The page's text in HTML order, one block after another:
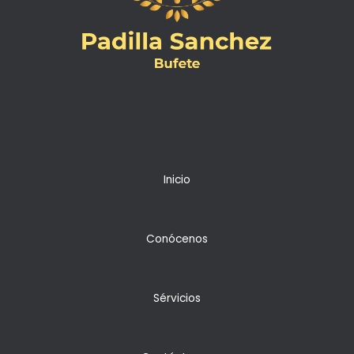
Inicio
Conócenos
Sérvicios